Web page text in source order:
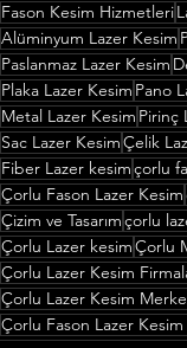
Fason Kesim Hizmetleri
Alüminyum Lazer Kesim
Paslanmaz Lazer Kesim
Plaka Lazer Kesim Pano
Metal Lazer Kesim Pirinç
Sac Lazer KesimÇelik
Fiber Lazer kesimçorlu
Çorlu Fason Lazer Kesim
Çizim ve Tasarımçorlu
Çorlu Lazer kesimÇorlu
Çorlu Lazer Kesim
Çorlu Lazer Kesim
Çorlu Fason Lazer